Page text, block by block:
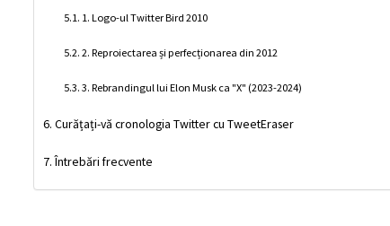
1. Logo-ul Twitter Bird 2010
2. Reproiectarea și perfecționarea din 2012
3. Rebrandingul lui Elon Musk ca "X" (2023-2024)
Curățați-vă cronologia Twitter cu TweetEraser
Întrebări frecvente